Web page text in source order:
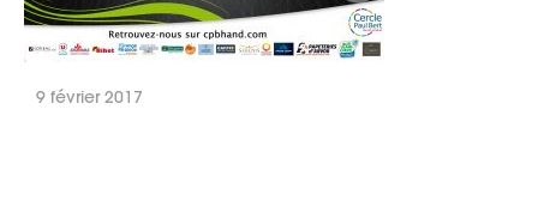
9 février 2017